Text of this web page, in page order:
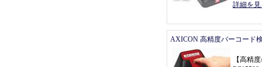
詳細を
AXICON 高精度バーコード
【高精